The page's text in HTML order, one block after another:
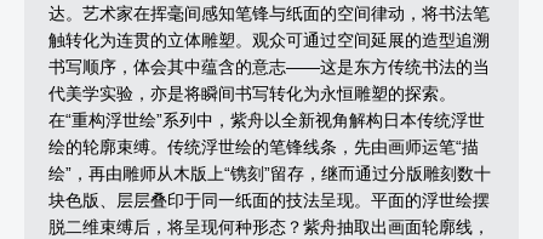
达。艺术家在挥毫间感知笔锋与纸面的空间律动，将书法笔
触转化为连贯的立体雕塑。观众可通过空间延展的造型追溯
书写顺序，体会其中蕴含的意志——这是东方传统书法的当
代美学实验，亦是将瞬间书写转化为永恒雕塑的探索。
在“重构浮世绘”系列中，紫舟以全新视角解构日本传统浮世
绘的轮廓束缚。传统浮世绘的笔锋线条，先由画师运笔“描
绘”，再由雕师从木版上“镌刻”留存，继而通过分版雕刻数十
块色版、层层叠印于同一纸面的技法呈现。平面的浮世绘摆
脱二维束缚后，将呈现何种形态？紫舟抽取出画面轮廓线，